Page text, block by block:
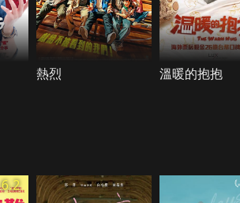
熱烈 溫暖的抱抱
6.2